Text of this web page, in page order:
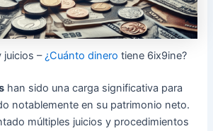
juicios –¿Cuánto dinero tiene 6ix9ine?
han sido una carga significativa para
notablemente en su patrimonio neto.
múltiples juicios y procedimientos